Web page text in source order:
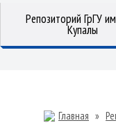
Репозиторий ГрГУ
Купалы
Главная »